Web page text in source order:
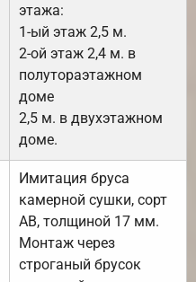
этажа:
1-ый этаж 2,5 м.
2-ой этаж 2,4 м. в
полутораэтажном
доме
2,5 м. в двухэтажном
доме.
Имитация бруса
камерной сушки, сорт
АВ, толщиной 17 мм.
Монтаж через
строганый брусок